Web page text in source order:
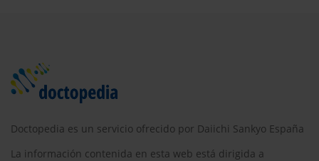
Doctopedia es un servicio ofrecido por Daiichi Sankyo España
La información contenida en esta web está dirigida a